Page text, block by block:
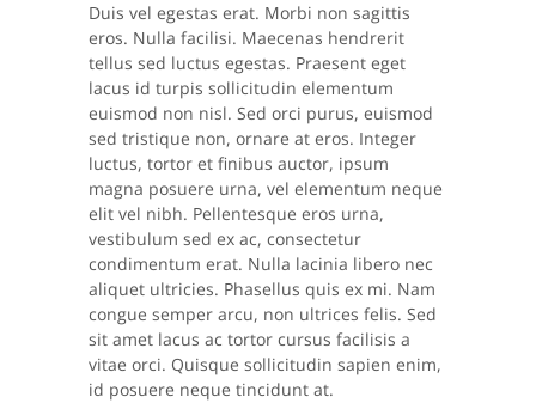
Duis vel egestas erat. Morbi non sagittis
eros. Nulla facilisi. Maecenas hendrerit
tellus sed luctus egestas. Praesent eget
lacus id turpis sollicitudin elementum
euismod non nisl. Sed orci purus, euismod
sed tristique non, ornare at eros. Integer
luctus, tortor et finibus auctor, ipsum
magna posuere urna, vel elementum neque
elit vel nibh. Pellentesque eros urna,
vestibulum sed ex ac, consectetur
condimentum erat. Nulla lacinia libero nec
aliquet ultricies. Phasellus quis ex mi. Nam
congue semper arcu, non ultrices felis. Sed
sit amet lacus ac tortor cursus facilisis a
vitae orci. Quisque sollicitudin sapien enim,
id posuere neque tincidunt at.